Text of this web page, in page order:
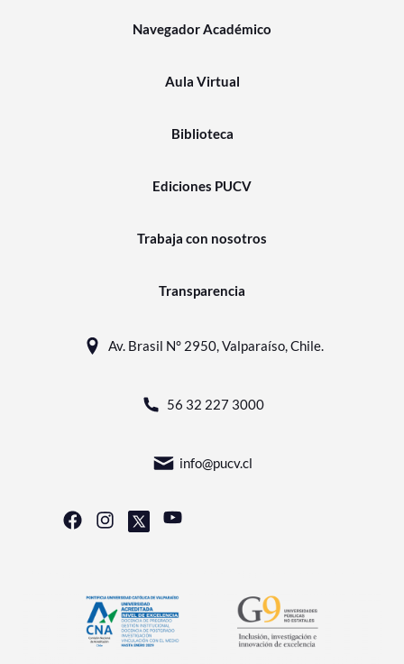
Navegador Académico
Aula Virtual
Biblioteca
Ediciones PUCV
Trabaja con nosotros
Transparencia
Av. Brasil N° 2950, Valparaíso, Chile.
56 32 227 3000
info@pucv.cl